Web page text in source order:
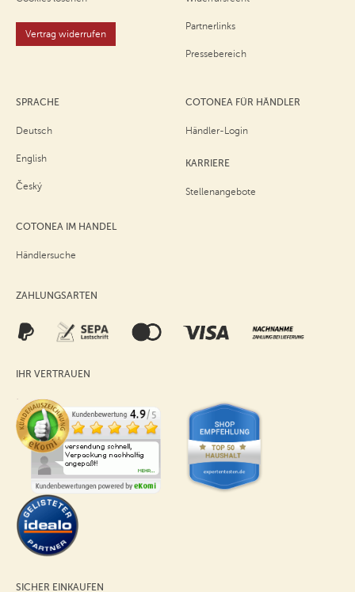
Vertrag widerrufen
Partnerlinks
Pressebereich
SPRACHE
Deutsch
English
Český
COTONEA IM HANDEL
Händlersuche
COTONEA FÜR HÄNDLER
Händler-Login
KARRIERE
Stellenangebote
ZAHLUNGSARTEN
IHR VERTRAUEN
SICHER EINKAUFEN